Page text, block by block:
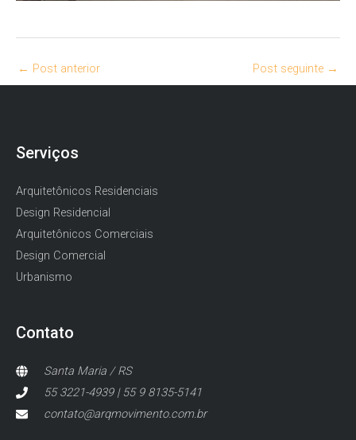
← Post anterior Post seguinte →
Serviços
Arquitetônicos Residenciais
Design Residencial
Arquitetônicos Comerciais
Design Comercial
Urbanismo
Contato
Santa Maria / RS
55 3221-4939 | 55 9 8135-5141
contato@arqmovimento.com.br